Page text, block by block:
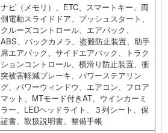
ナビ（メモリ）、ETC、スマートキー、両
側電動スライドドア、プッシュスタート、
クルーズコントロール、エアバック、
ABS、バックカメラ、盗難防止装置、助手
席エアバック、サイドエアバック、トラク
ションコントロール、横滑り防止装置、衝
突被害軽減ブレーキ、パワーステアリン
グ、パワーウィンドウ、エアコン、フロア
マット、MTモード付きAT、ウインカーミ
ラー、LEDヘッドライト、３列シート、保
証書、取扱説明書、整備手帳